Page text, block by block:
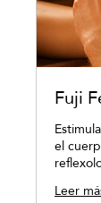
Fuji
el
Leer